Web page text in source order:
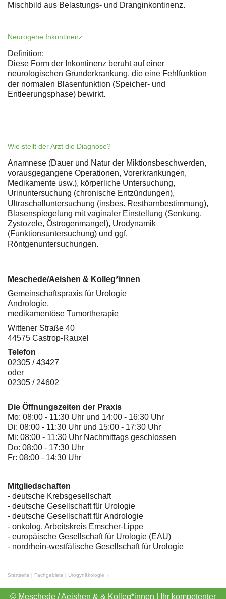
Mischbild aus Belastungs- und Dranginkontinenz.
Neurogene Inkontinenz
Definition:
Diese Form der Inkontinenz beruht auf einer
neurologischen Grunderkrankung, die eine Fehlfunktion
der normalen Blasenfunktion (Speicher- und
Entleerungsphase) bewirkt.
Wie stellt der Arzt die Diagnose?
Anamnese (Dauer und Natur der Miktionsbeschwerden,
vorausgegangene Operationen, Vorerkrankungen,
Medikamente usw.), körperliche Untersuchung,
Urinuntersuchung (chronische Entzündungen),
Ultraschalluntersuchung (insbes. Restharnbestimmung),
Blasenspiegelung mit vaginaler Einstellung (Senkung,
Zystozele, Östrogenmangel), Urodynamik
(Funktionsuntersuchung) und ggf.
Röntgenuntersuchungen.
Meschede/Aeishen & Kolleg*innen
Gemeinschaftspraxis für Urologie
Andrologie,
medikamentöse Tumortherapie
Wittener Straße 40
44575 Castrop-Rauxel
Telefon
02305 / 43427
oder
02305 / 24602
Die Öffnungszeiten der Praxis
Mo: 08:00 - 11:30 Uhr und 14:00 - 16:30 Uhr
Di: 08:00 - 11:30 Uhr und 15:00 - 17:30 Uhr
Mi: 08:00 - 11:30 Uhr Nachmittags geschlossen
Do: 08:00 - 17:30 Uhr
Fr: 08:00 - 14:30 Uhr
Mitgliedschaften
- deutsche Krebsgesellschaft
- deutsche Gesellschaft für Urologie
- deutsche Gesellschaft für Andrologie
- onkolog. Arbeitskreis Emscher-Lippe
- europäische Gesellschaft für Urologie (EAU)
- nordrhein-westfälische Gesellschaft für Urologie
Startseite | Fachgebiete | Urogynäkologie ♀
© Meschede / Aeishen & & Kolleg*innen | Ihr kompetenter